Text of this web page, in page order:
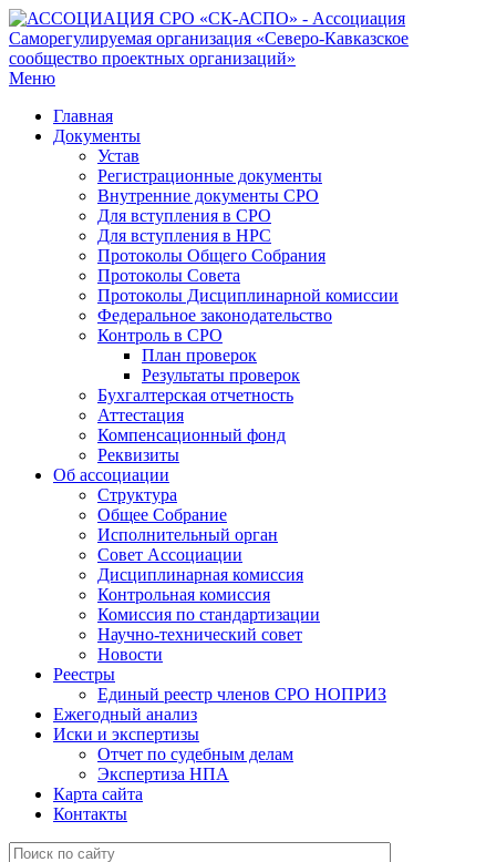
Меню
Главная
Документы
Устав
Регистрационные документы
Внутренние документы СРО
Для вступления в СРО
Для вступления в НРС
Протоколы Общего Собрания
Протоколы Совета
Протоколы Дисциплинарной комиссии
Федеральное законодательство
Контроль в СРО
План проверок
Результаты проверок
Бухгалтерская отчетность
Аттестация
Компенсационный фонд
Реквизиты
Об ассоциации
Структура
Общее Собрание
Исполнительный орган
Совет Ассоциации
Дисциплинарная комиссия
Контрольная комиссия
Комиссия по стандартизации
Научно-технический совет
Новости
Реестры
Единый реестр членов СРО НОПРИЗ
Ежегодный анализ
Иски и экспертизы
Отчет по судебным делам
Экспертиза НПА
Карта сайта
Контакты